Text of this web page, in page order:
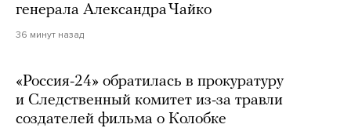
генерала Александра Чайко
36 минут назад
«Россия-24» обратилась в прокуратуру
и Следственный комитет из-за травли
создателей фильма о Колобке